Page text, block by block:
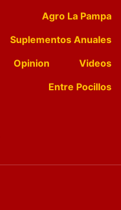
Agro La Pampa
Suplementos Anuales
Opinion
Videos
Entre Pocillos